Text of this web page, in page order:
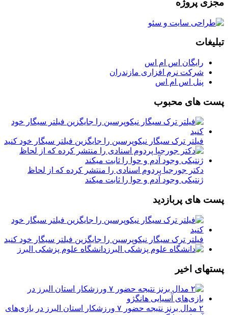
مجزی پروژه
تبلیغات
رایگان اس ام اس
شرکت نرم افزاری مازندران
پنل اس ام اس
پست های محبوب
فیلتر ترک سیگار نیکوپرسین را جایگزین فیلتر سیگار خود کنید
دکتر جورجیا پردوم اسنادی را منتشر کرده که از لحاظ
ژنتیکی وجود آدم و حوا را ثابت میکند
پست های پربازدید
فیلتر ترک سیگار نیکوپرسین را جایگزین فیلتر سیگار خود کنید
دانشگاه علوم پزشکی البرز
پستهای اخیر
۲ مدال برنز نتیجه حضور ۷ ورزشکار استان البرز در بازی‌های